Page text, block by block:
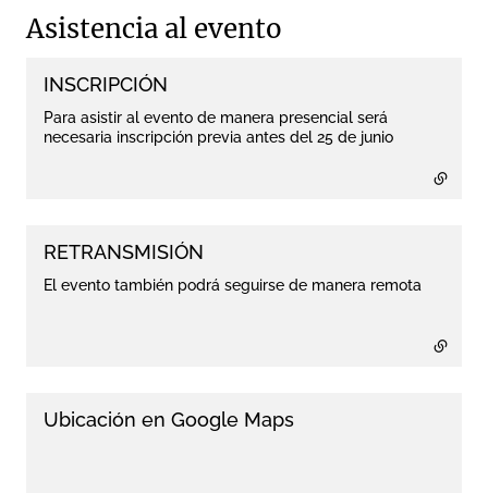
Asistencia al evento
INSCRIPCIÓN
Para asistir al evento de manera presencial será
necesaria inscripción previa antes del 25 de junio
RETRANSMISIÓN
El evento también podrá seguirse de manera remota
Ubicación en Google Maps